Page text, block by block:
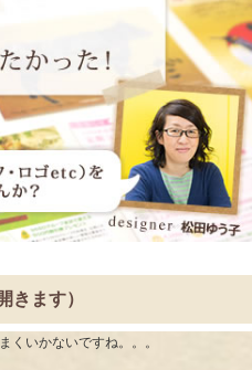
きます）
くいかないですね。。。